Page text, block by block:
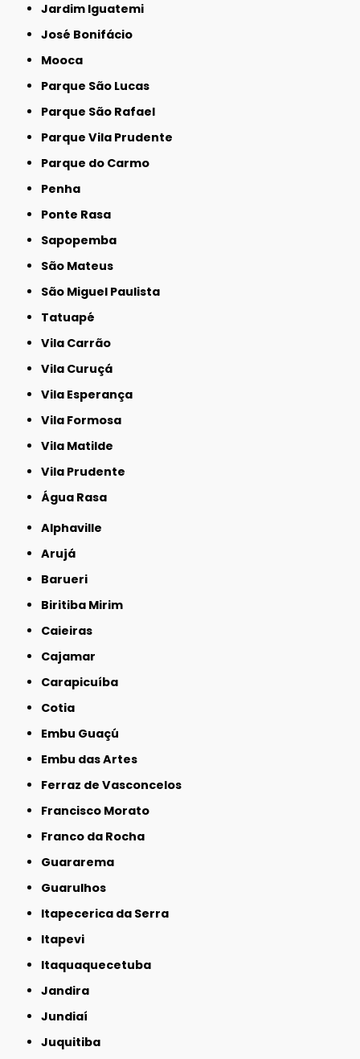
Jardim Iguatemi
José Bonifácio
Mooca
Parque São Lucas
Parque São Rafael
Parque Vila Prudente
Parque do Carmo
Penha
Ponte Rasa
Sapopemba
São Mateus
São Miguel Paulista
Tatuapé
Vila Carrão
Vila Curuçá
Vila Esperança
Vila Formosa
Vila Matilde
Vila Prudente
Água Rasa
Alphaville
Arujá
Barueri
Biritiba Mirim
Caieiras
Cajamar
Carapicuíba
Cotia
Embu Guaçú
Embu das Artes
Ferraz de Vasconcelos
Francisco Morato
Franco da Rocha
Guararema
Guarulhos
Itapecerica da Serra
Itapevi
Itaquaquecetuba
Jandira
Jundiaí
Juquitiba